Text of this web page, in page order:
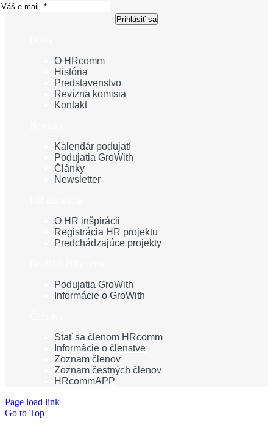
Prihlásiť sa
O HRcomm
História
Predstavenstvo
Revízna komisia
Kontakt
Kalendár podujatí
Podujatia GroWith
Články
Newsletter
O HR inšpirácii
Registrácia HR projektu
Predchádzajúce projekty
Podujatia GroWith
Informácie o GroWith
Stať sa členom HRcomm
Informácie o členstve
Zoznam členov
Zoznam čestných členov
HRcommAPP
Page load link
Go to Top